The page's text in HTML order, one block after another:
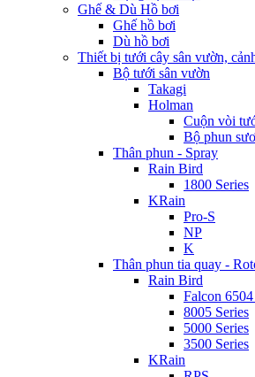
Ghế & Dù Hồ bơi
Ghế hồ bơi
Dù hồ bơi
Thiết bị tưới cây sân vườn,
Bộ tưới sân vườn
Takagi
Holman
Cuộn vòi
Bộ phun
Thân phun - Spray
Rain Bird
1800 Series
KRain
Pro-S
NP
K
Thân phun tia quay -
Rain Bird
Falcon 6504
8005 Series
5000 Series
3500 Series
KRain